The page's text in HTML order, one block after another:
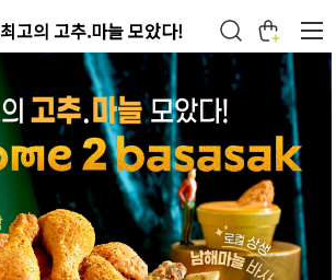
최고의 고추.마늘 모았다!